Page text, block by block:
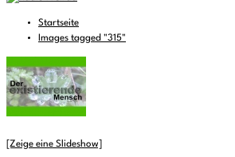
Startseite
Images tagged "315"
[Zeige eine Slideshow]